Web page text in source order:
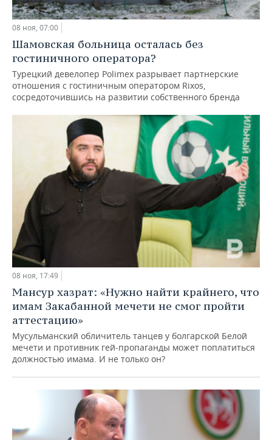
08 ноя, 07:00
Шамовская больница осталась без
гостиничного оператора?
Турецкий девелопер Polimex разрывает партнерские
отношения с гостиничным оператором Rixos,
сосредоточившись на развитии собственного бренда
08 ноя, 17:49
Мансур хазрат: «Нужно найти крайнего, что
имам Закабанной мечети не смог пройти
аттестацию»
Мусульманский обличитель танцев у болгарской Белой
мечети и противник гей-пропаганды может поплатиться
должностью имама. И не только он?